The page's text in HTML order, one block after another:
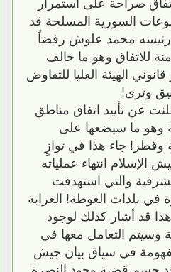
السورية المسلحة قد
محمد علوش رفضاً
للاتفاق وهو ما خالف
الهيئة العليا للتفاوض
وترى!
عن تأييد اتفاق مناطق
وهو ما سيضعها على
جاء هذا في توازٍ
انتهاء عملياته
والتي استهدفت
في بلدات الغوطة! الغرابة
هذا قد أشار كذلك لوجود
وسيتم التعامل معها في
في سياق بيان جيش
حسم قضية وجود النصرة